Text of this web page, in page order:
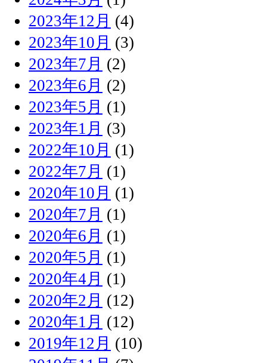
2023年12月 (4)
2023年10月 (3)
2023年7月 (2)
2023年6月 (2)
2023年5月 (1)
2023年1月 (3)
2022年10月 (1)
2022年7月 (1)
2020年10月 (1)
2020年7月 (1)
2020年6月 (1)
2020年5月 (1)
2020年4月 (1)
2020年2月 (12)
2020年1月 (12)
2019年12月 (10)